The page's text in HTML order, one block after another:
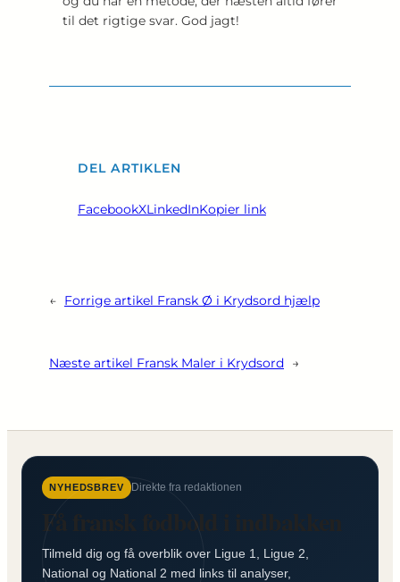
til det rigtige svar. God jagt!
DEL ARTIKLEN
FacebookXLinkedInKopier link
← Forrige artikel Fransk Ø i Krydsord hjælp
Næste artikel Fransk Maler i Krydsord →
NYHEDSBREV Direkte fra redaktionen
Få fransk fodbold i indbakken
Tilmeld dig og få overblik over Ligue 1, Ligue 2,
National og National 2 med links til analyser,